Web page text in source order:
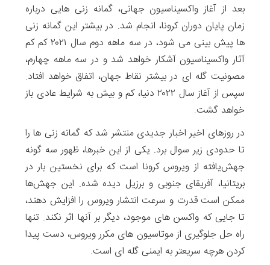
بعد از آغاز واکسیناسیون جهانی، گمانه زنی هایی درباره
زمان پایان دوران کرونا، انجام شد. در بیشتر این گمانه زنی
ها پیش بینی می شود، در سه ماهه دوم سال ۲۰۲۱ کم کم
آثار واکسیناسیون آشکار خواهد شد و در سه ماهه چهارم،
مصونیت گله ای در بیشتر نقاط جهان، اتفاق خواهد افتاد.
سپس از آغاز سال ۲۰۲۲ دنیا، کم و بیش به شرایط عادی باز
خواهد گشت.
در روزهای اخیر اخبار جدیدی منتشر شد که گمانه زنی ها را
تا حدودی زیر سوال برد. یکی از این خبرها، ظهور سه گونه
جهش‌یافته از ویروس کرونا است که برای نخستین بار در
بریتانیا، آفریقای جنوبی و برزیل دیده شده. این جهش‌ها
ممکن است قدرت و سرعت انتشار ویروس را افزایش دهند،
تا جایی که واکسن های موجود، دیگر بر آنها اثر نکند. تنها
راه حل جلوگیری از موتاسیون های مکرر ویروس، دست پیدا
کردن هرچه سریعتر به ایمنی گله ای است.